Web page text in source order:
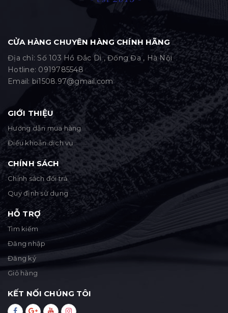
CỬA HÀNG CHUYÊN HÀNG CHÍNH HÃNG
Địa chỉ: Số 103 Hồ Đắc Di , Đống Đa , Hà Nội
Hotline: 0919785548
Email: bi1508.97@gmail.com
GIỚI THIỆU
Hướng dẫn mua hàng
Điều khoản dịch vụ
CHÍNH SÁCH
Chính sách đổi trả
Quy định sử dụng
HỖ TRỢ
Tìm kiếm
Đăng nhập
Đăng ký
Giỏ hàng
KẾT NỐI CHÚNG TÔI